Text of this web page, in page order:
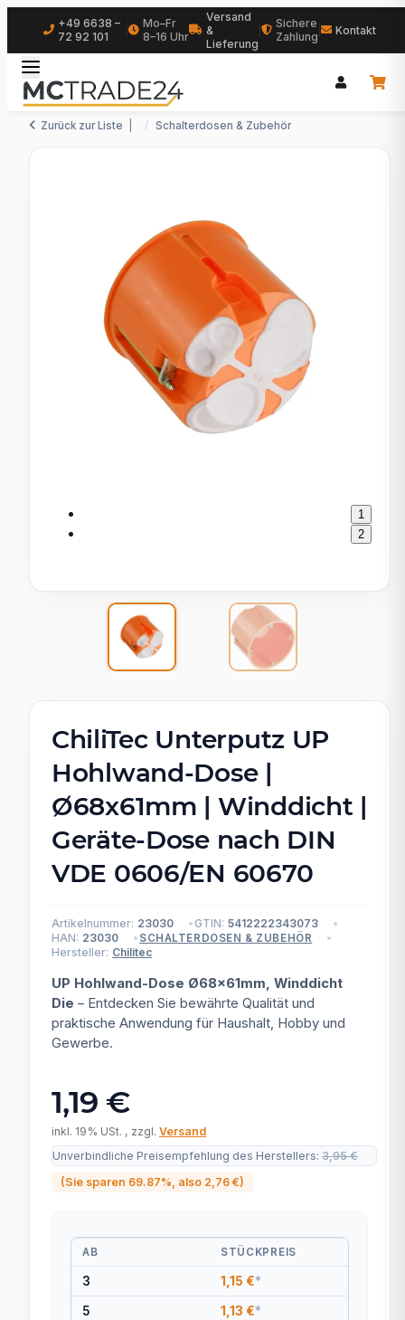
+49 6638 –
72 92 101
Mo–Fr
8–16 Uhr
Versand
&
Lieferung
Sichere
Zahlung
Kontakt
Zurück zur Liste Schalterdosen & Zubehör
1
2
ChiliTec Unterputz UP
Hohlwand-Dose |
Ø68x61mm | Winddicht |
Geräte-Dose nach DIN
VDE 0606/EN 60670
Artikelnummer: 23030 GTIN: 5412222343073
HAN: 23030 SCHALTERDOSEN & ZUBEHÖR
Hersteller: Chilitec
UP Hohlwand-Dose Ø68x61mm, Winddicht
Die – Entdecken Sie bewährte Qualität und
praktische Anwendung für Haushalt, Hobby und
Gewerbe.
1,19 €
inkl. 19% USt. , zzgl. Versand
Unverbindliche Preisempfehlung des Herstellers: 3,95 €
(Sie sparen 69.87% , also 2,76 €)
AB STÜCKPREIS
3 1,15 €*
5 1,13 €*